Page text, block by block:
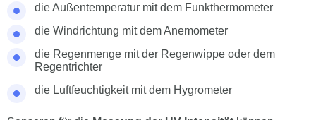
die Außentemperatur mit dem Funkthermometer
die Windrichtung mit dem Anemometer
die Regenmenge mit der Regenwippe oder dem
Regentrichter
die Luftfeuchtigkeit mit dem Hygrometer